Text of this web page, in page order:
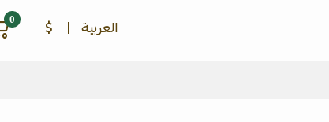
العربية |
$
0